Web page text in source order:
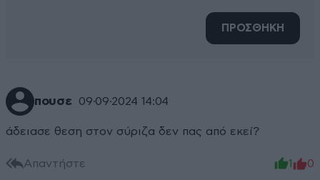
ΠΡΟΣΘΗΚΗ
πουσε 09·09·2024 14:04
άδειασε θεση στον σύριζα δεν πας από εκεί?
Απαντήστε 1 0